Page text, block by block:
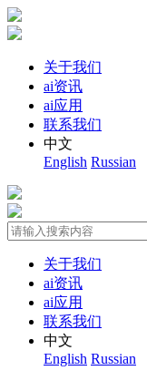
关于我们
ai资讯
ai应用
联系我们
中文
English Russian
关于我们
ai资讯
ai应用
联系我们
中文
English Russian